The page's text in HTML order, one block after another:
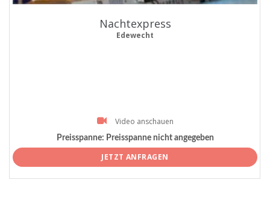
Nachtexpress
Edewecht
Video anschauen
Preisspanne: Preisspanne nicht angegeben
JETZT ANFRAGEN